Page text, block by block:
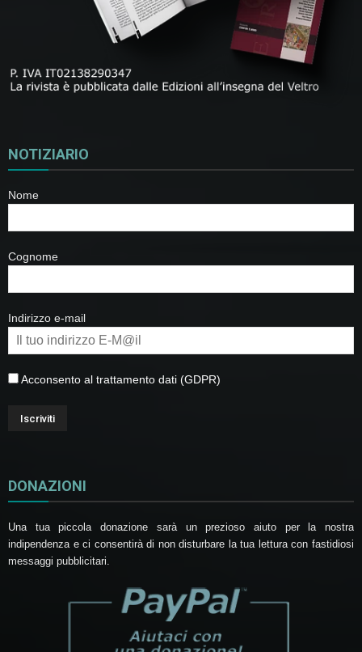
NOTIZIARIO
Nome
Cognome
Indirizzo e-mail
Acconsento al trattamento dati (GDPR)
DONAZIONI
Una tua piccola donazione sarà un prezioso aiuto per la nostra
indipendenza e ci consentirà di non disturbare la tua lettura con fastidiosi
messaggi pubblicitari.